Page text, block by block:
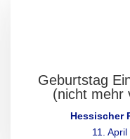
Geburtstag
(nicht mehr
Hessischer
11. April